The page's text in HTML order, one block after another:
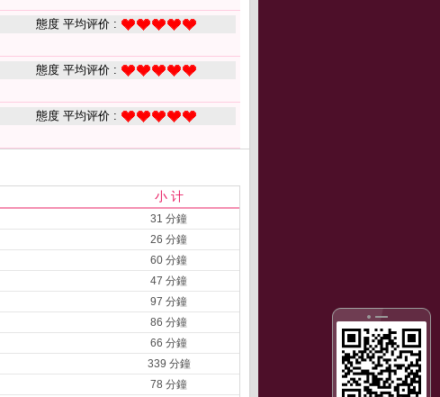
態度 平均评价 :
態度 平均评价 :
態度 平均评价 :
小 计
31 分鐘
26 分鐘
60 分鐘
47 分鐘
97 分鐘
86 分鐘
66 分鐘
339 分鐘
78 分鐘